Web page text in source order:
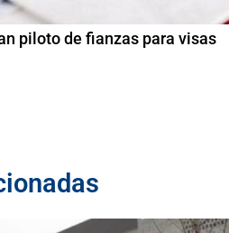
piloto de fianzas para visas